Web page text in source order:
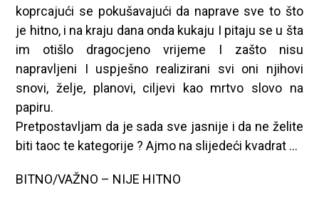
koprcajući se pokušavajući da naprave sve to što
je hitno, i na kraju dana onda kukaju I pitaju se u šta
im otišlo dragocjeno vrijeme I zašto nisu
napravljeni I uspješno realizirani svi oni njihovi
snovi, želje, planovi, ciljevi kao mrtvo slovo na
papiru.
Pretpostavljam da je sada sve jasnije i da ne želite
biti taoc te kategorije ? Ajmo na slijedeći kvadrat …
BITNO/VAŽNO – NIJE HITNO